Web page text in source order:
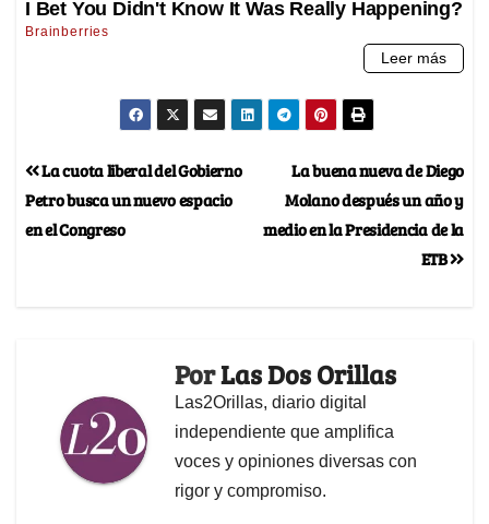
La buena nueva de Diego
Molano después un año y
medio en la Presidencia de la
ETB
La cuota liberal del Gobierno
Petro busca un nuevo espacio
en el Congreso
PorLas Dos Orillas
Las2Orillas, diario digital
independiente que amplifica
voces y opiniones diversas con
rigor y compromiso.